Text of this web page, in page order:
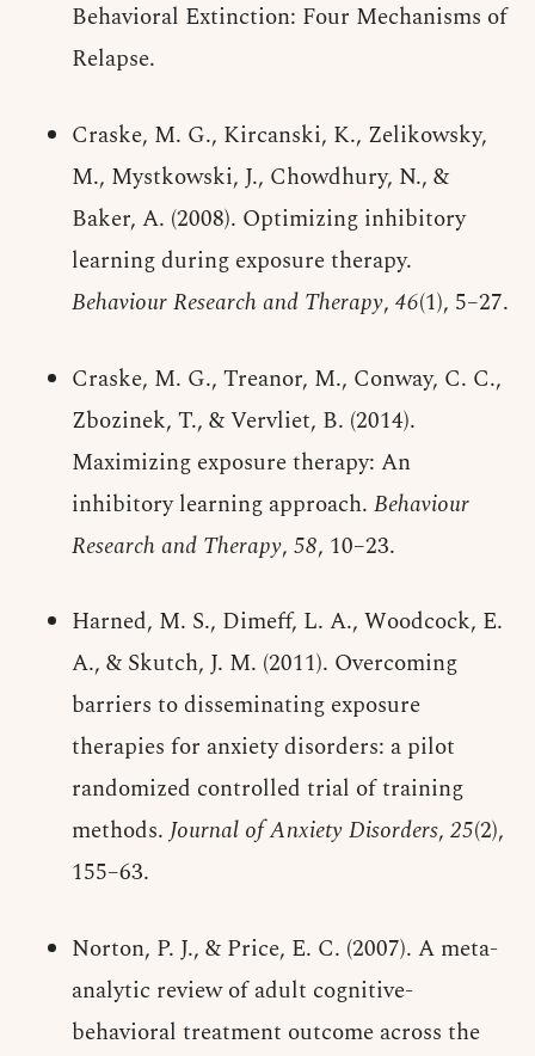
Behavioral Extinction: Four Mechanisms of
Relapse.
Craske, M. G., Kircanski, K., Zelikowsky,
M., Mystkowski, J., Chowdhury, N., &
Baker, A. (2008). Optimizing inhibitory
learning during exposure therapy.
Behaviour Research and Therapy, 46(1), 5–27.
Craske, M. G., Treanor, M., Conway, C. C.,
Zbozinek, T., & Vervliet, B. (2014).
Maximizing exposure therapy: An
inhibitory learning approach. Behaviour
Research and Therapy, 58, 10–23.
Harned, M. S., Dimeff, L. A., Woodcock, E.
A., & Skutch, J. M. (2011). Overcoming
barriers to disseminating exposure
therapies for anxiety disorders: a pilot
randomized controlled trial of training
methods.Journal of Anxiety Disorders, 25(2),
155–63.
Norton, P. J., & Price, E. C. (2007). A meta-
analytic review of adult cognitive-
behavioral treatment outcome across the